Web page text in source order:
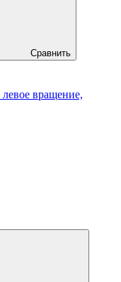
Сравнить
вращение,